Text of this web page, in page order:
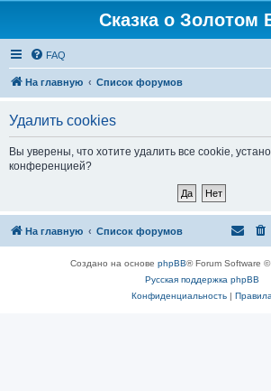
Сказка о Золотом
FAQ
На главную Список форумов
Удалить cookies
Вы уверены, что хотите удалить все cookie,
конференцией?
На главную Список форумов
Создано на основе phpBB® Forum Software
Русская поддержка phpBB
Конфиденциальность| Правила